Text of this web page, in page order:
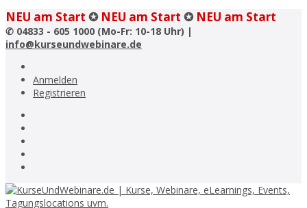
NEU am Start ✪ NEU am Start ✪ NEU am Start
✆ 04833 - 605 1000 (Mo-Fr: 10-18 Uhr) |
info@kurseundwebinare.de
Anmelden
Registrieren